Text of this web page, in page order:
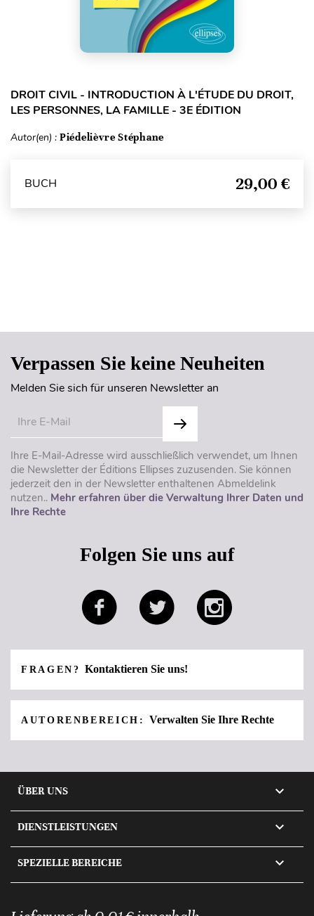
DROIT CIVIL - INTRODUCTION À L'ÉTUDE DU DROIT,
LES PERSONNES, LA FAMILLE - 3E ÉDITION
Autor(en) : Piédelièvre Stéphane
BUCH 29,00 €
Verpassen Sie keine Neuheiten
Melden Sie sich für unseren Newsletter an
Ihre E-Mail-Adresse wird ausschließlich verwendet, um Ihnen
die Newsletter der Éditions Ellipses zuzusenden. Sie können
jederzeit den in der Newsletter enthaltenen Abmeldelink
nutzen.. Mehr erfahren über die Verwaltung Ihrer Daten und
Ihre Rechte
Folgen Sie uns auf
FRAGEN? Kontaktieren Sie uns!
AUTORENBEREICH: Verwalten Sie Ihre Rechte
ÜBER UNS 
DIENSTLEISTUNGEN 
SPEZIELLE BEREICHE 